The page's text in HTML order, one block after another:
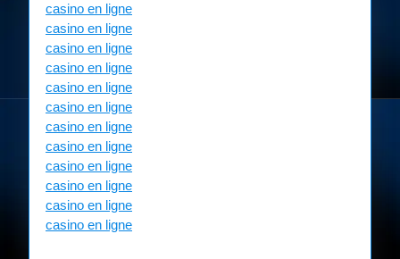
casino en ligne
casino en ligne
casino en ligne
casino en ligne
casino en ligne
casino en ligne
casino en ligne
casino en ligne
casino en ligne
casino en ligne
casino en ligne
casino en ligne